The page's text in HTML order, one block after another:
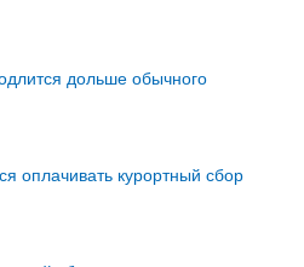
дольше обычного
оплачивать курортный сбор